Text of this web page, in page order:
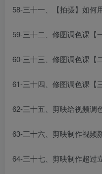
58-三十一、【拍摄】如何
59-三十二、修图调色课【
60-三十三、修图调色课【
61-三十四、修图调色课【
62-三十五、剪映给视频调
63-三十六、剪映制作视频
64-三十七、剪映制作超过